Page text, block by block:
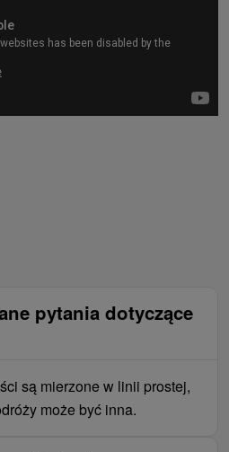
pytania dotyczące
są mierzone w linii prostej,
może być inna.